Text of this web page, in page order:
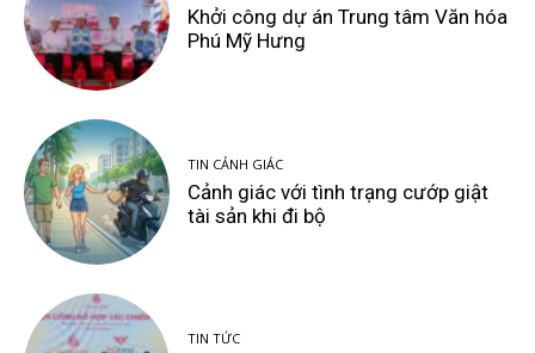
Khởi công dự án Trung tâm Văn hóa
Phú Mỹ Hưng
TIN CẢNH GIÁC
Cảnh giác với tình trạng cướp giật
tài sản khi đi bộ
TIN TỨC